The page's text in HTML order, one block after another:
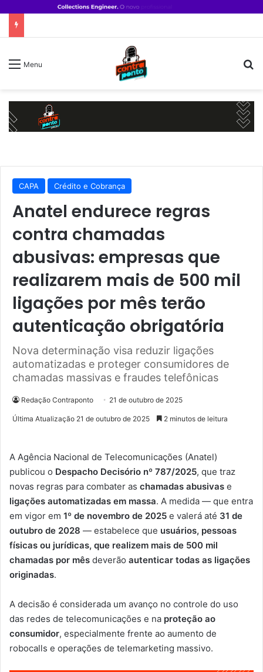
Menu
CAPA Crédito e Cobrança
Anatel endurece regras
contra chamadas
abusivas: empresas que
realizarem mais de 500 mil
ligações por mês terão
autenticação obrigatória
Nova determinação visa reduzir ligações
automatizadas e proteger consumidores de
chamadas massivas e fraudes telefônicas
Redação Contraponto 21 de outubro de 2025
Última Atualização 21 de outubro de 2025 2 minutos de leitura
A Agência Nacional de Telecomunicações (Anatel)
publicou o Despacho Decisório nº 787/2025, que traz
novas regras para combater as chamadas abusivas e
ligações automatizadas em massa. A medida — que entra
em vigor em 1º de novembro de 2025 e valerá até 31 de
outubro de 2028 — estabelece que usuários, pessoas
físicas ou jurídicas, que realizem mais de 500 mil
chamadas por mês deverão autenticar todas as ligações
originadas.
A decisão é considerada um avanço no controle do uso
das redes de telecomunicações e na proteção ao
consumidor, especialmente frente ao aumento de
robocalls e operações de telemarketing massivo.